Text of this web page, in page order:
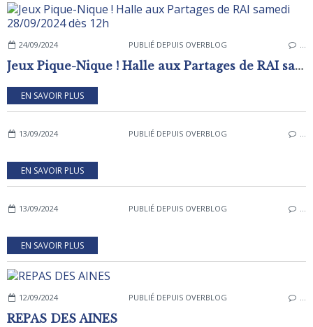
24/09/2024 PUBLIÉ DEPUIS OVERBLOG …
Jeux Pique-Nique ! Halle aux Partages de RAI samedi 28/09/2024 dès 12h
EN SAVOIR PLUS
13/09/2024 PUBLIÉ DEPUIS OVERBLOG …
EN SAVOIR PLUS
13/09/2024 PUBLIÉ DEPUIS OVERBLOG …
EN SAVOIR PLUS
12/09/2024 PUBLIÉ DEPUIS OVERBLOG …
REPAS DES AINES